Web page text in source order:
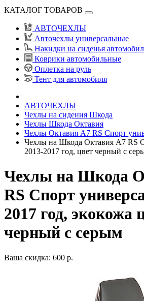
КАТАЛОГ ТОВАРОВ
АВТОЧЕХЛЫ
Авточехлы универсальные
Накидки на сиденья
Коврики автомобильные
Оплетка на руль
Тент для автомобиля
АВТОЧЕХЛЫ
Чехлы на сидения Шкода
Чехлы Шкода Октавия
Чехлы Октавия А7 RS Спорт
Чехлы на Шкода Октавия А7 RS
2013-2017 год, цвет черный с
Чехлы на Шкода
RS Спорт
2017 год, экокожа
черный с серым
Ваша скидка: 600 р.